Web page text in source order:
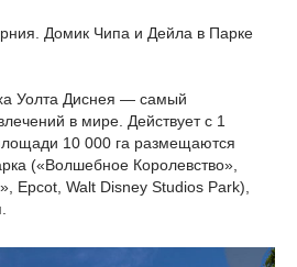
Домик Чипа и Дейла в Парке
Уолта Диснея — самый
в мире. Действует с 1
10 000 га размещаются
(«Волшебное Королевство»,
Epcot, Walt Disney Studios Park),